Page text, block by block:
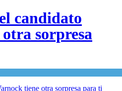
candidato
sorpresa